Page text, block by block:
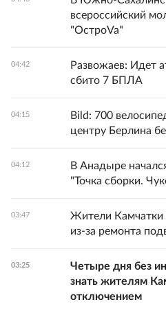
всероссийский
"ОстроVa"
04:42
Развожаев: Идет
сбито 7 БПЛА
04:15
Bild: 700
центру Берлина
04:12
В Анадыре
"Точка сборки.
03:47
Жители Камчатки
из-за ремонта
03:25
Четыре дня без
знать жителям
отключением